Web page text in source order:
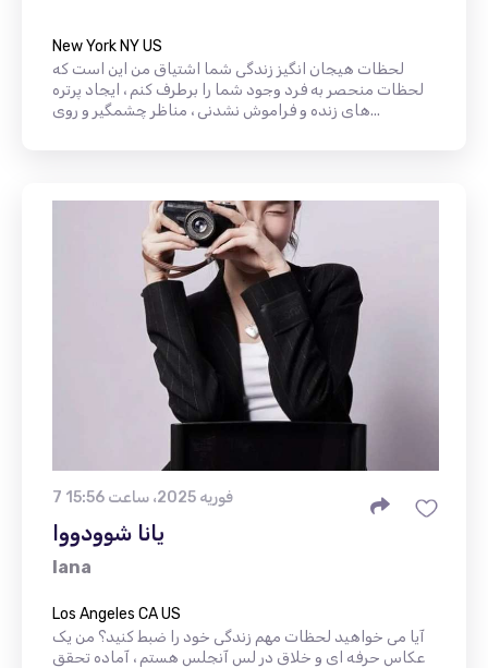
New York NY US
لحظات هیجان انگیز زندگی شما اشتیاق من این است که
لحظات منحصر به فرد وجود شما را برطرف کنم ، ایجاد پرتره
های زنده و فراموش نشدنی ، مناظر چشمگیر و روی...
7 فوریه 2025، ساعت 15:56
یانا شوودووا
Iana
Los Angeles CA US
آیا می خواهید لحظات مهم زندگی خود را ضبط کنید؟ من یک
عکاس حرفه ای و خلاق در لس آنجلس هستم ، آماده تحقق